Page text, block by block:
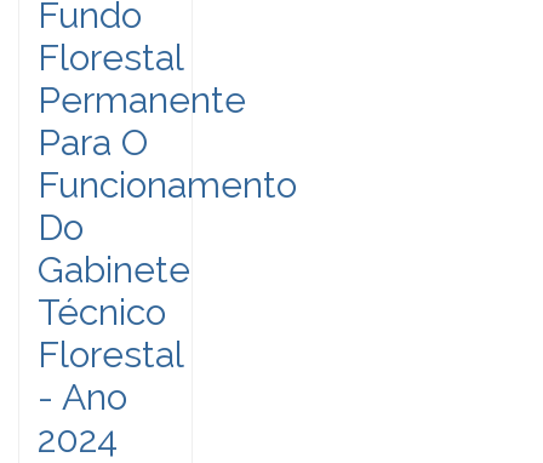
Fundo
Florestal
Permanente
Para O
Funcionamento
Do
Gabinete
Técnico
Florestal
- Ano
2024